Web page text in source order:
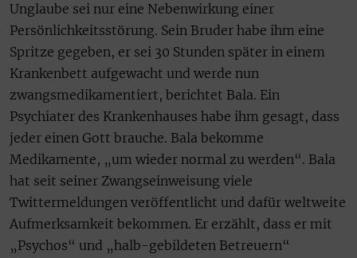
Unglaube sei nur eine Nebenwirkung einer
Persönlichkeitsstörung. Sein Bruder habe ihm eine
Spritze gegeben, er sei 30 Stunden später in einem
Krankenbett aufgewacht und werde nun
zwangsmedikamentiert, berichtet Bala. Ein
Psychiater des Krankenhauses habe ihm gesagt, dass
jeder einen Gott brauche. Bala bekomme
Medikamente, „um wieder normal zu werden“. Bala
hat seit seiner Zwangseinweisung viele
Twittermeldungen veröffentlicht und dafür weltweite
Aufmerksamkeit bekommen. Er erzählt, dass er mit
„Psychos“ und „halb-gebildeten Betreuern“